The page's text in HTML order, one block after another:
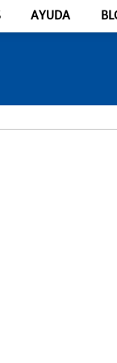
AYUDA